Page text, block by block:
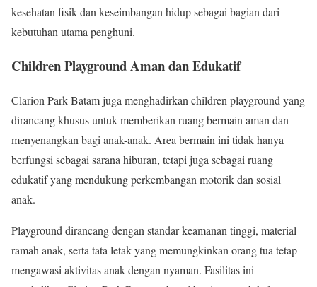
kesehatan fisik dan keseimbangan hidup sebagai bagian dari
kebutuhan utama penghuni.
Children Playground Aman dan Edukatif
Clarion Park Batam juga menghadirkan children playground yang
dirancang khusus untuk memberikan ruang bermain aman dan
menyenangkan bagi anak-anak. Area bermain ini tidak hanya
berfungsi sebagai sarana hiburan, tetapi juga sebagai ruang
edukatif yang mendukung perkembangan motorik dan sosial
anak.
Playground dirancang dengan standar keamanan tinggi, material
ramah anak, serta tata letak yang memungkinkan orang tua tetap
mengawasi aktivitas anak dengan nyaman. Fasilitas ini